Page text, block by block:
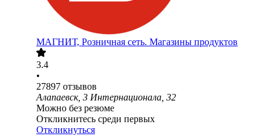
МАГНИТ, Розничная сеть. Магазины продуктов
3.4
•
27897 отзывов
Алапаевск, 3 Интернационала, 32
Можно без резюме
Откликнитесь среди первых
Откликнуться